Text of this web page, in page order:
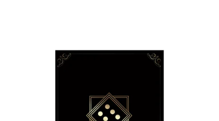
Tシャツ・シャツ
キーホルダー・チャーム